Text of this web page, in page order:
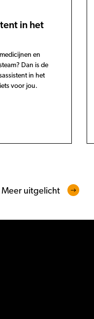
in het
en
Dan is de
in het
voor jou.
Meer uitgelicht